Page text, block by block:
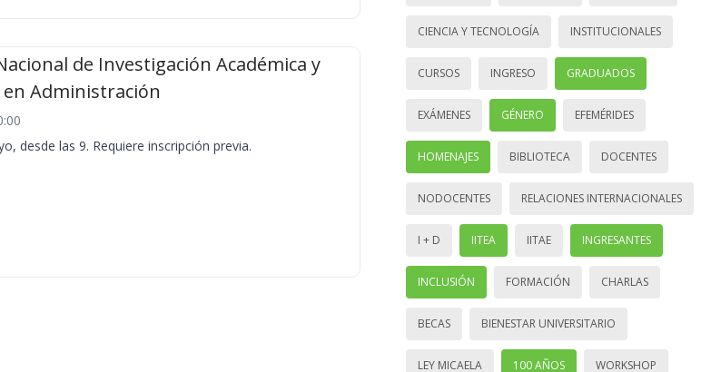
de Investigación Académica y
Administración
desde las 9. Requiere inscripción previa.
CIENCIA Y TECNOLOGÍA INSTITUCIONALES
CURSOS INGRESO GRADUADOS
EXÁMENES GÉNERO EFEMÉRIDES
HOMENAJES BIBLIOTECA DOCENTES
NODOCENTES RELACIONES INTERNACIONALES
I + D IITEA IITAE INGRESANTES
INCLUSIÓN FORMACIÓN CHARLAS
BECAS BIENESTAR UNIVERSITARIO
LEY MICAELA 100 AÑOS WORKSHOP